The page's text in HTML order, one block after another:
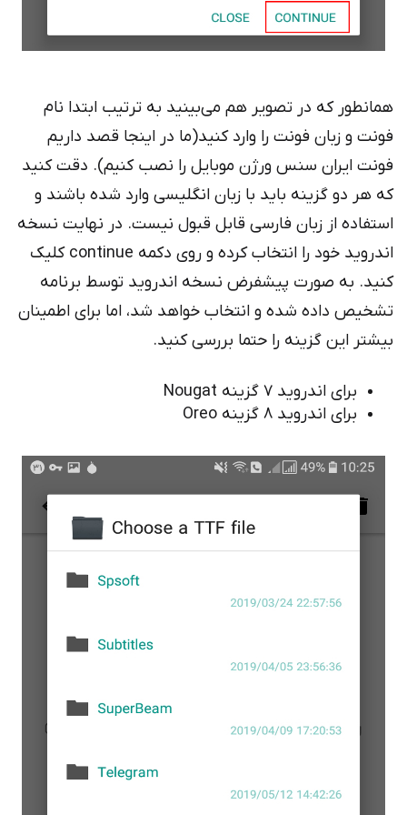
که در تصویر هم می‌بینید به ترتیب ابتدا نام
و زبان فونت را وارد کنید(ما در اینجا قصد داریم
ایران سنس ورژن موبایل را نصب کنیم). دقت کنید
هر دو گزینه باید با زبان انگلیسی وارد شده باشند و
از زبان فارسی قابل قبول نیست. در نهایت نسخه
اندروید خود را انتخاب کرده و روی دکمه continue کلیک
به صورت پیشفرض نسخه اندروید توسط برنامه
داده شده و انتخاب خواهد شد، اما برای اطمینان
این گزینه را حتما بررسی کنید.
برای اندروید 7 گزینه Nougat
برای اندروید 8 گزینه Oreo